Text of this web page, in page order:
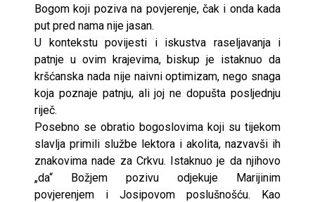
Bogom koji poziva na povjerenje, čak i onda kada
put pred nama nije jasan.
U kontekstu povijesti i iskustva raseljavanja i
patnje u ovim krajevima, biskup je istaknuo da
kršćanska nada nije naivni optimizam, nego snaga
koja poznaje patnju, ali joj ne dopušta posljednju
riječ.
Posebno se obratio bogoslovima koji su tijekom
slavlja primili službe lektora i akolita, nazvavši ih
znakovima nade za Crkvu. Istaknuo je da njihovo
„da“ Božjem pozivu odjekuje Marijinim
povjerenjem i Josipovom poslušnošću. Kao